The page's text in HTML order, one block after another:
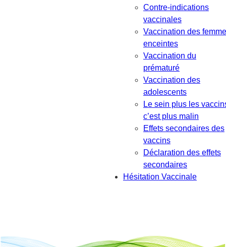
Contre-indications
vaccinales
Vaccination des
enceintes
Vaccination du
prématuré
Vaccination des
adolescents
Le sein plus les
c’est plus malin
Effets secondaires des
vaccins
Déclaration des effets
secondaires
Hésitation Vaccinale